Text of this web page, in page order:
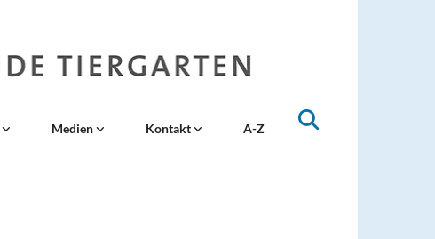
Medien Kontakt A-Z